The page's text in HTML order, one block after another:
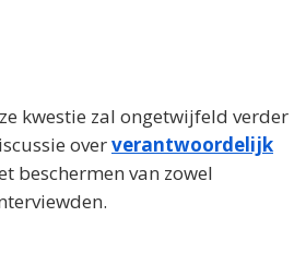
kwestie zal ongetwijfeld verder
oververantwoordelijk
beschermen van zowel